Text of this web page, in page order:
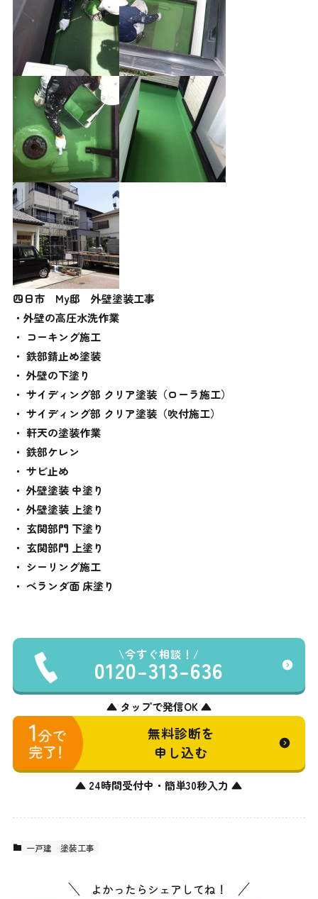
四日市 My邸 外壁塗装工事
・外壁の高圧水洗作業
・ コーキング施工
・ 鉄部錆止め塗装
・ 外壁の下塗り
・ サイディング部 クリア塗装（ローラ施工）
・ サイディング部 クリア塗装（吹付施工）
・ 軒天の塗装作業
・ 鉄部ケレン
・ サビ止め
・ 外壁塗装 中塗り
・ 外壁塗装 上塗り
・ 玄関部門 下塗り
・ 玄関部門 上塗り
・ シーリング施工
・ ベランダ面 床塗り
今すぐ相談！
0120-313-636
▲ タップで発信OK ▲
無料診断を
申し込む
▲ 24時間受付中・簡単30秒入力 ▲
一戸建 塗装工事
よかったらシェアしてね！